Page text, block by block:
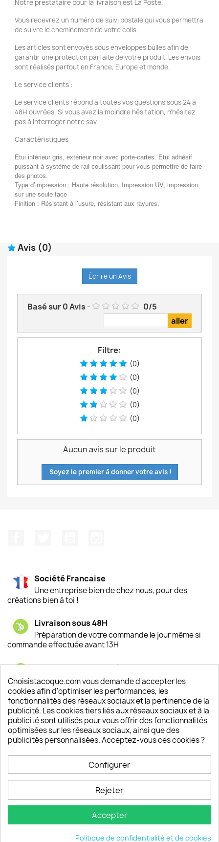
Notre prestataire pour la livraison est La Poste.
Vous recevrez un numéro de suivi postale qui vous permettra
de suivre le cheminement de votre colis.
Les articles sont envoyés sous enveloppes bulles afin de
garantir une protection parfaite de votre produit. Les envois
sont réalisés partout en France, Europe et monde.
Le service clients :
Le service clients répond à toutes vos questions sous 24 à
48H ouvrées. Si vous avez la moindre hésitation, n'hésitez
pas à interroger notre sav
Caractéristiques :
Etui intérieur gris, extérieur noir avec porte-cartes. Etui adhésif
puissant à système de rail coulissant pour vous permettre de faire
des photos.
Type d’impression : Haute résolution, Impression UV, impression
sur une seule face
Finition : Résistant à l’usure, résistant aux rayures.
Avis (0)
Écrire un Avis
Basé sur0Avis- 0/5
Filtre:
(0)
(0)
(0)
(0)
(0)
Aucun avis sur le produit
Soyez le premier à donner votre avis !
Société Francaise
Une entreprise bien de chez nous, pour des
créations bien à toi !
Livraison sous 48H
Préparation de votre commande le jour même si
commande effectuée avant 13H
Satisfaction de nos clients
Depuis 2009, entre 92% et 94% de nos clients
sont satisfaits de nos produits
Un SAV à votre écoute
Notre SAV est disponible 6/7J de 10h à 18H
Choisistacoque.com vous demande d'accepter les
cookies afin d'optimiser les performances, les
fonctionnalités des réseaux sociaux et la pertinence de la
publicité. Les cookies tiers liés aux réseaux sociaux et à la
publicité sont utilisés pour vous offrir des fonctionnalités
optimisées sur les réseaux sociaux, ainsi que des
publicités personnalisées. Acceptez-vous ces cookies ?
Configurer
Rejeter
Accepter
Politique de confidentialité et de cookies